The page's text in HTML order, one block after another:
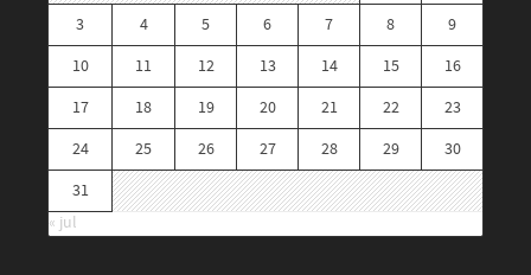
3
4 5 6 7 8
9
10
11 12 13 14 15
16
17
18 19 20 21 22
23
24
25 26 27 28 29
30
31
« jul